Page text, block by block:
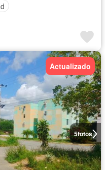
5fotos
Actualizado